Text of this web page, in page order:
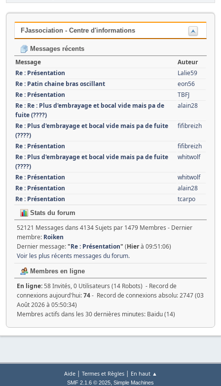
FJassociation - Centre d'informations
Messages récents
Message
Auteur
Re : Présentation
Lalie59
Re : Patin chaine bras oscillant
eon56
Re : Présentation
TBFJ
Re : Re : Plus d'embrayage et bocal vide mais pa de
fuite (????)
alain28
Re : Plus d'embrayage et bocal vide mais pa de fuite
(????)
fifibreizh
Re : Présentation
fifibreizh
Re : Plus d'embrayage et bocal vide mais pa de fuite
(????)
whitwolf
Re : Présentation
whitwolf
Re : Présentation
alain28
Re : Présentation
tcarpo
Stats du forum
52121 Messages dans 4134 Sujets par 1479 Membres - Dernier
membre: Roiken
Dernier message:"Re : Présentation" (Hierà 09:51:06)
Voir les plus récents messages du forum.
Membres en ligne
En ligne:58 Invités, 0 Utilisateurs (14 Robots) - Record de
connexions aujourd'hui:74- Record de connexions absolu: 2747 (03
Août 2026 à 05:50:34)
Membres actifs dans les 30 dernières minutes: Baidu (14)
Aide| Termes et Règles| En haut ▲
SMF 2.1.6 © 2025, Simple Machines